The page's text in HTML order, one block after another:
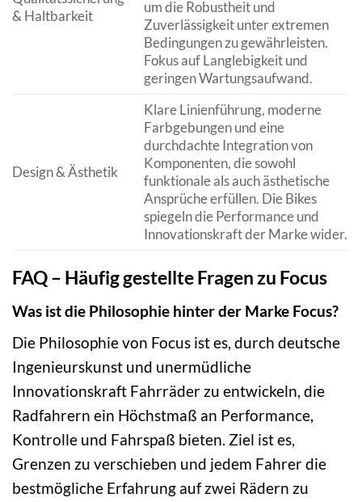
& Haltbarkeit
um die Robustheit und
Zuverlässigkeit unter extremen
Bedingungen zu gewährleisten.
Fokus auf Langlebigkeit und
geringen Wartungsaufwand.
Design & Ästhetik
Klare Linienführung, moderne
Farbgebungen und eine
durchdachte Integration von
Komponenten, die sowohl
funktionale als auch ästhetische
Ansprüche erfüllen. Die Bikes
spiegeln die Performance und
Innovationskraft der Marke wider.
FAQ – Häufig gestellte Fragen zu Focus
Was ist die Philosophie hinter der Marke Focus?
Die Philosophie von Focus ist es, durch deutsche
Ingenieurskunst und unermüdliche
Innovationskraft Fahrräder zu entwickeln, die
Radfahrern ein Höchstmaß an Performance,
Kontrolle und Fahrspaß bieten. Ziel ist es,
Grenzen zu verschieben und jedem Fahrer die
bestmögliche Erfahrung auf zwei Rädern zu